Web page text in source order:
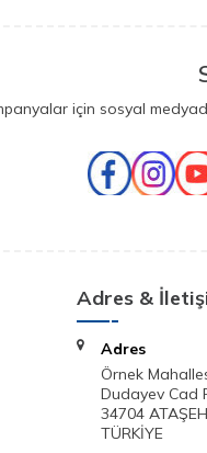
için sosyal
Adres &
Adres
Örnek
Dudayev Cad
34704
TÜRKİYE